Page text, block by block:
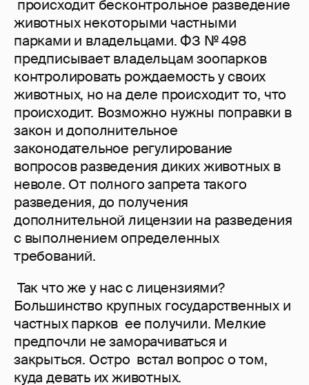
происходит бесконтрольное разведение
животных некоторыми частными
парками и владельцами. ФЗ № 498
предписывает владельцам зоопарков
контролировать рождаемость у своих
животных, но на деле происходит то, что
происходит. Возможно нужны поправки в
закон и дополнительное
законодательное регулирование
вопросов разведения диких животных в
неволе. От полного запрета такого
разведения, до получения
дополнительной лицензии на разведения
с выполнением определенных
требований.
Так что же у нас с лицензиями?
Большинство крупных государственных и
частных парков ее получили. Мелкие
предпочли не заморачиваться и
закрыться. Остро встал вопрос о том,
куда девать их животных.